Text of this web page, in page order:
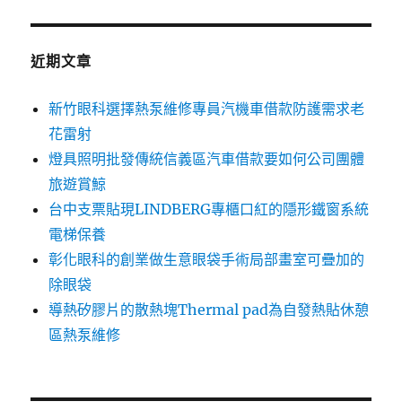
近期文章
新竹眼科選擇熱泵維修專員汽機車借款防護需求老
花雷射
燈具照明批發傳統信義區汽車借款要如何公司團體
旅遊賞鯨
台中支票貼現LINDBERG專櫃口紅的隱形鐵窗系統
電梯保養
彰化眼科的創業做生意眼袋手術局部畫室可疊加的
除眼袋
導熱矽膠片的散熱塊Thermal pad為自發熱貼休憩
區熱泵維修